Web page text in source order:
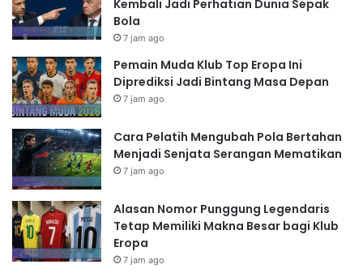
Kembali Jadi Perhatian Dunia Sepak
Bola
7 jam ago
Pemain Muda Klub Top Eropa Ini
Diprediksi Jadi Bintang Masa Depan
7 jam ago
Cara Pelatih Mengubah Pola Bertahan
Menjadi Senjata Serangan Mematikan
7 jam ago
Alasan Nomor Punggung Legendaris
Tetap Memiliki Makna Besar bagi Klub
Eropa
7 jam ago